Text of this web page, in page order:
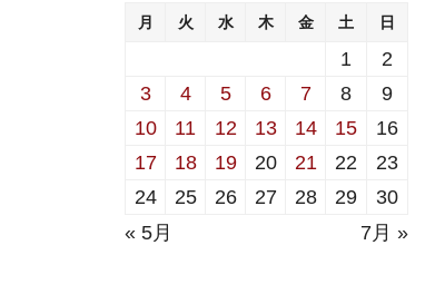
月 火 水 木 金 土 日
1
2
3
4 5 6 7 8
9
10
11 12 13 14 15
16
17
18 19 20 21 22
23
24
25 26 27 28 29
30
« 5月
7月 »